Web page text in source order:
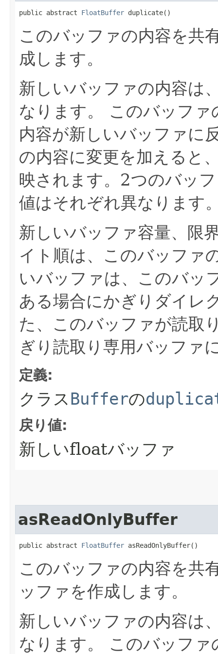
public abstract FloatBuffer duplicate()
このバッファの内容を共
成します。
新しいバッファの内容は
なります。
このバッファ
内容が新しいバッファに
の内容に変更を加えると
映されます。2つのバッ
値はそれぞれ異なります
新しいバッファ容量、限
イト順は、このバッファ
いバッファは、このバッ
ある場合にかぎりダイレ
た、このバッファが読取
ぎり読取り専用バッファ
定義:
クラスBufferの
戻り値:
新しいfloatバッファ
asReadOnlyBuffer
public abstract FloatBuffer asReadOnlyBuffer()
このバッファの内容を共
ッファを作成します。
新しいバッファの内容は
なります。
このバッファ